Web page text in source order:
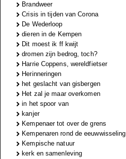
Brandweer
Crisis in tijden van Corona
De Wederloop
dieren in de Kempen
Dit moest ik ff kwijt
dromen zijn bedrog, toch?
Harrie Coppens, wereldfietser
Herinneringen
het geslacht van gisbergen
Het zal je maar overkomen
in het spoor van
kanjer
Kempenaer tot over de grens
Kempenaren rond de eeuwwisseling
Kempische natuur
kerk en samenleving